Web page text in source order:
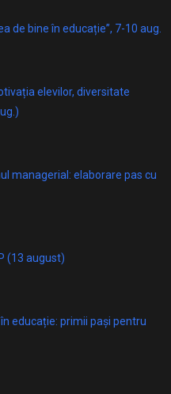
de bine în educație”, 7-10 aug.
elevilor, diversitate
managerial: elaborare pas cu
(13 august)
educație: primii pași pentru